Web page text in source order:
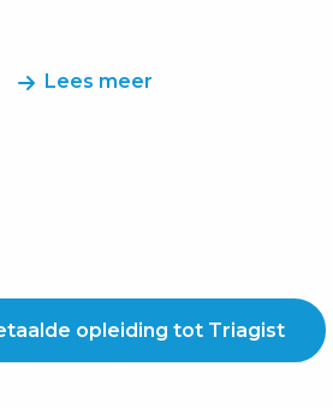
Lees meer
opleiding tot Triagist